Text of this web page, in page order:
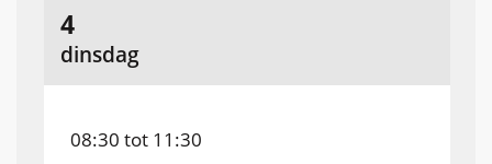
hiervoor
dinsdag
4
augustus
2026
08:30 tot 11:30